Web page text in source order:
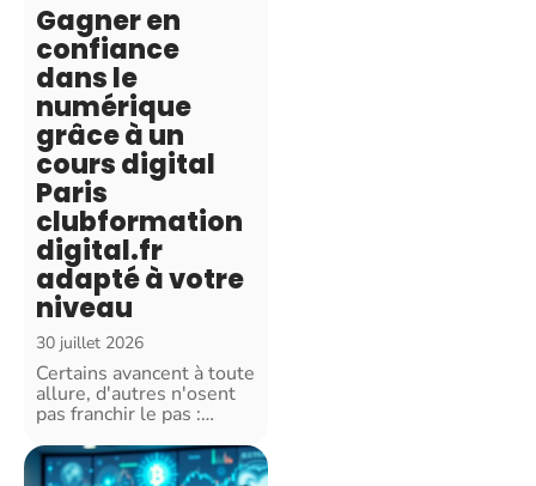
Gagner en
confiance
dans le
numérique
grâce à un
cours digital
Paris
clubformation
digital.fr
adapté à votre
niveau
30 juillet 2026
Certains avancent à toute
allure, d'autres n'osent
pas franchir le pas :…